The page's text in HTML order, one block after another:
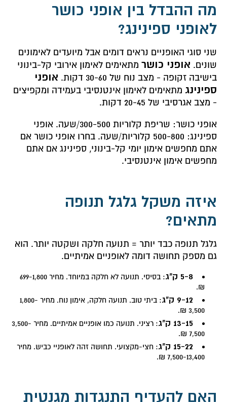
מה ההבדל בין אופני כושר
לאופני ספינינג?
שני סוגי האופניים נראים דומים אבל מיועדים לאימונים
שונים. אופני כושר מתאימים לאימון אירובי קל-בינוני
בישיבה זקופה - מצב נוח של 30-60 דקות.
אופני
ספינינג מתאימים לאימון אינטנסיבי בעמידה ומקפיצים
- מצב אגרסיבי של 20-45 דקות.
אופני כושר: שריפת קלוריות 300-500/שעה. אופני
ספינינג: 500-800 קלוריות/שעה. בחרו אופני כושר אם
אתם מחפשים אימון יומי קל-בינוני, ספינינג אם אתם
מחפשים אימון אינטנסיבי.
איזה משקל גלגל תנופה
מתאים?
גלגל תנופה כבד יותר = תנועה חלקה ושקטה יותר. הוא
גם מספק תחושה דומה לאופניים אמיתיים.
5-8 ק"ג
: בסיסי. תנועה לא חלקה במיוחד. מחיר 699-1,800
₪.
9-12 ק"ג
: ביתי טוב. תנועה חלקה, אימון נוח. מחיר 1,800-
3,500 ₪.
13-15 ק"ג
: רציני. תנועה כמו אופניים אמיתיים. מחיר 3,500-
7,500 ₪.
15-22 ק"ג
: חצי-מקצועי. תחושה זהה לאופניי כביש. מחיר
7,500-13,400 ₪.
האם להעדיף התנגדות מגנטית